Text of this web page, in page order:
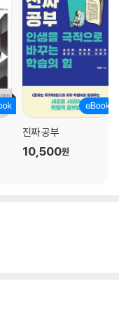
다
진짜 공부
10,500원